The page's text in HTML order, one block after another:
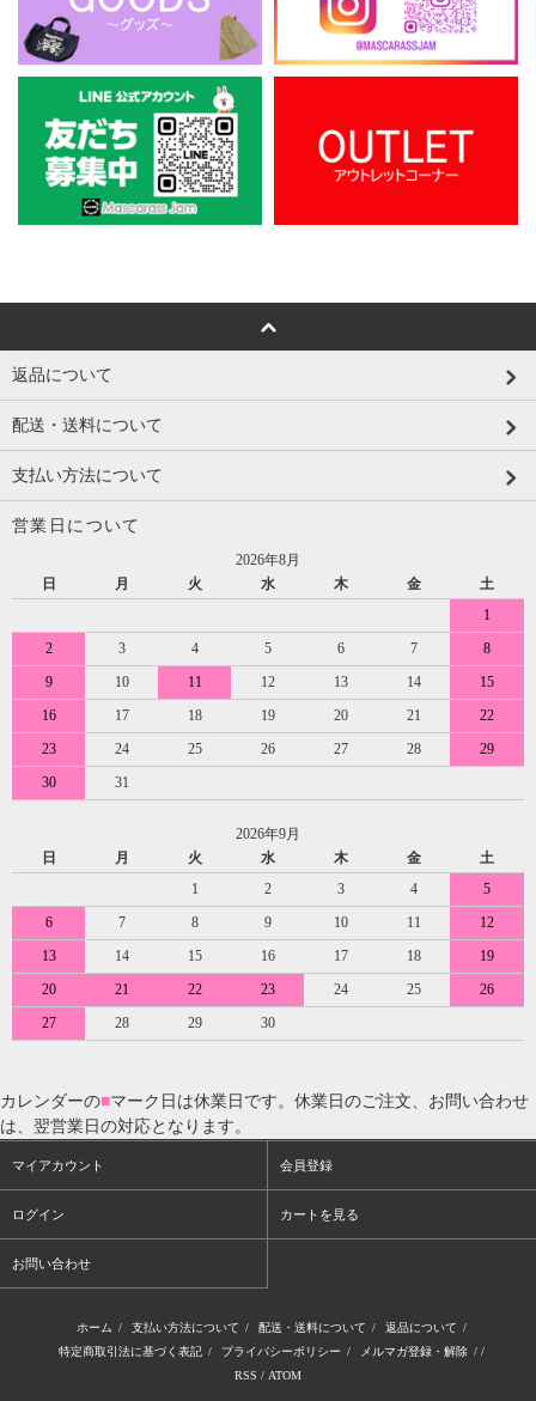
返品について
配送・送料について
支払い方法について
営業日について
2026年8月
日
月 火 水 木 金
土
1
2
3 4 5 6 7
8
9
10 11 12 13 14
15
16
17 18 19 20 21
22
23
24 25 26 27 28
29
30
31
2026年9月
日
月 火 水 木 金
土
1
2 3 4
5
6
7 8 9 10 11
12
13
14 15 16 17 18
19
20
21 22 23 24 25
26
27
28 29 30
カレンダーの■マーク日は休業日です。休業日のご注文、お問い合わせ
は、翌営業日の対応となります。
マイアカウント 会員登録
ログイン カートを見る
お問い合わせ
ホーム / 支払い方法について / 配送・送料について / 返品について /
特定商取引法に基づく表記 / プライバシーポリシー / メルマガ登録・解除 / /
RSS / ATOM